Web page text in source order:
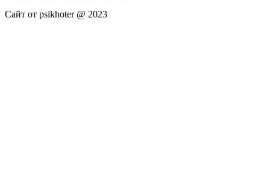
Сайт от psikhoter @ 2023